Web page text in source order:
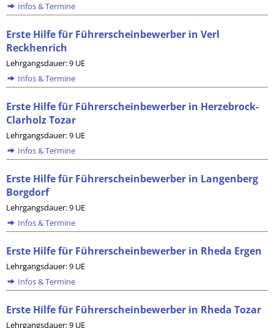
Infos & Termine
Erste Hilfe für Führerscheinbewerber in Verl
Reckhenrich
Lehrgangsdauer: 9 UE
Infos & Termine
Erste Hilfe für Führerscheinbewerber in Herzebrock-
Clarholz Tozar
Lehrgangsdauer: 9 UE
Infos & Termine
Erste Hilfe für Führerscheinbewerber in Langenberg
Borgdorf
Lehrgangsdauer: 9 UE
Infos & Termine
Erste Hilfe für Führerscheinbewerber in Rheda Ergen
Lehrgangsdauer: 9 UE
Infos & Termine
Erste Hilfe für Führerscheinbewerber in Rheda Tozar
Lehrgangsdauer: 9 UE